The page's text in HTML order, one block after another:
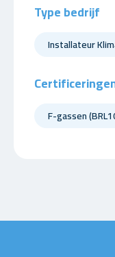
Type bedrijf
Installateur
F-gassen